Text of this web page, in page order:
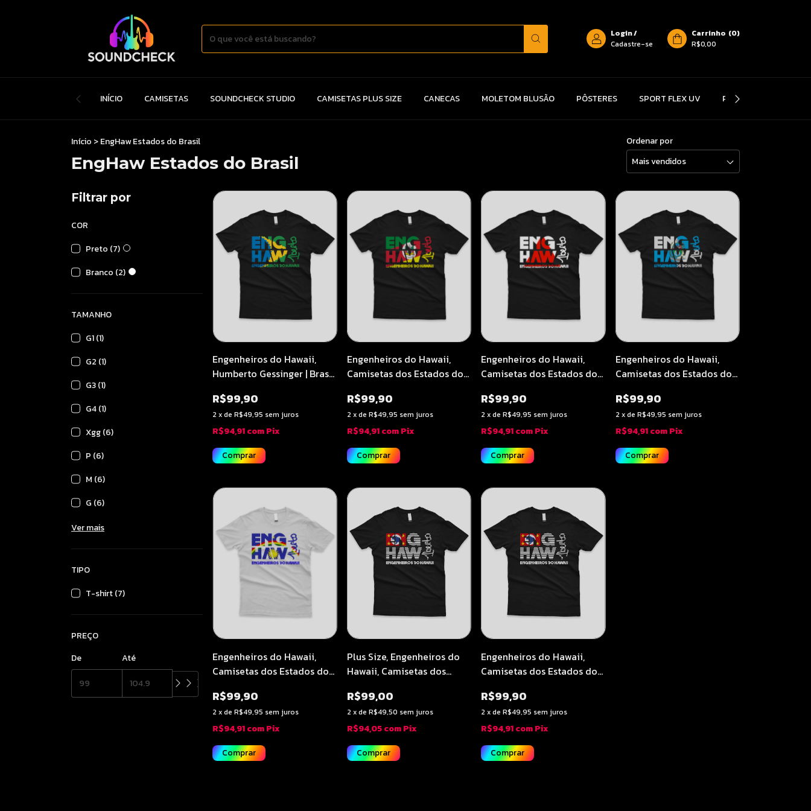
Login/
Cadastre-se
Carrinho (0)
R$0,00
INÍCIO CAMISETAS SOUNDCHECK STUDIO CAMISETAS PLUS SIZE CANECAS MOLETOM BLUSÃO PÔSTERES SPORT FLEX UV PROMOÇÕES
Início >EngHaw Estados do Brasil
EngHaw Estados do Brasil
Ordenar por
Filtrar por
COR
Preto (7)
Branco (2)
TAMANHO
G1 (1)
G2 (1)
G3 (1)
G4 (1)
Xgg (6)
P (6)
M (6)
G (6)
Ver mais
TIPO
T-shirt (7)
PREÇO
De
Até
Engenheiros do Hawaii,
Humberto Gessinger | Brasil
R$99,90
2 xdeR$49,95 sem juros
R$94,91comPix
Comprar
Engenheiros do Hawaii,
Camisetas dos Estados do
Soundcheck Studio
R$99,90
2 xde R$49,95 sem juros
R$94,91com Pix
Comprar
Engenheiros do Hawaii,
Camisetas dos Estados do
Soundcheck Studio
R$99,90
2 xdeR$49,95 sem juros
R$94,91comPix
Comprar
Engenheiros do Hawaii,
Camisetas dos Estados do
Soundcheck Studio
R$99,90
2 xde R$49,95 sem juros
R$94,91com Pix
Comprar
Engenheiros do Hawaii,
Camisetas dos Estados do
Soundcheck Studio
R$99,90
2 xdeR$49,95 sem juros
R$94,91comPix
Comprar
Plus Size, Engenheiros do
Hawaii, Camisetas dos
Paulo
R$99,00
2 xde R$49,50 sem juros
R$94,05com Pix
Comprar
Engenheiros do Hawaii,
Camisetas dos Estados do
Soundcheck Studio
R$99,90
2 xdeR$49,95 sem juros
R$94,91comPix
Comprar